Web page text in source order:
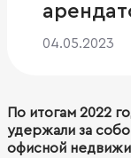
04.05.2023
По итогам 2022
удержали за
офисной